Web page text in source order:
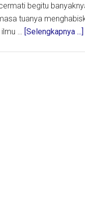
begitu
tuanya
… [Selengkapnya ...]